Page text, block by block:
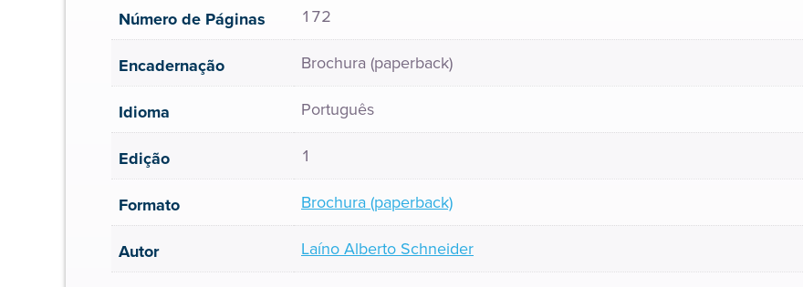
Número de Páginas 172
Encadernação Brochura (paperback)
Idioma Português
Edição 1
Formato Brochura (paperback)
Autor Laíno Alberto Schneider